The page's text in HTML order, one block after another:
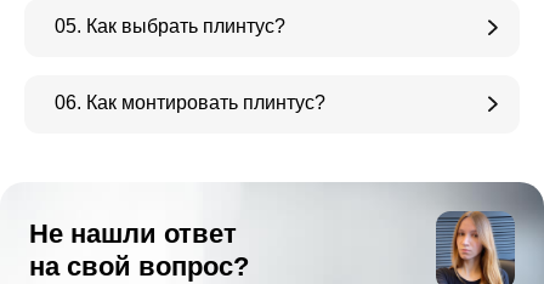
05. Как выбрать плинтус?
06. Как монтировать плинтус?
Не нашли ответ
на свой вопрос?